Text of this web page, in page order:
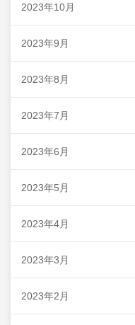
2023年10月
2023年9月
2023年8月
2023年7月
2023年6月
2023年5月
2023年4月
2023年3月
2023年2月